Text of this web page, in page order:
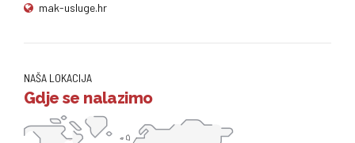
mak-usluge.hr
NAŠA LOKACIJA
Gdje se nalazimo